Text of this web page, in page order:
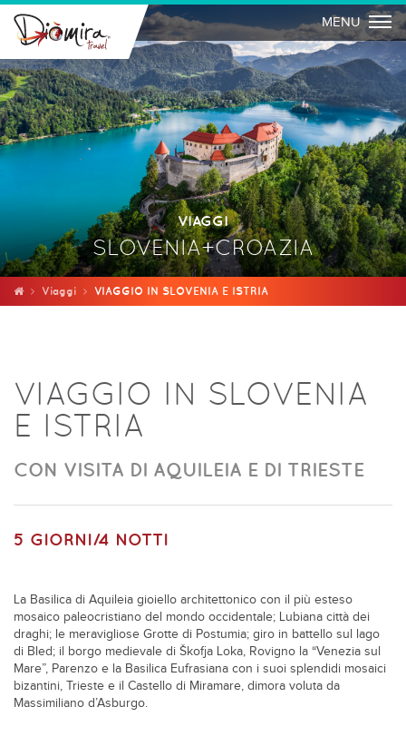
MENU
VIAGGI
SLOVENIA+CROAZIA
Viaggi VIAGGIO IN SLOVENIA E ISTRIA
VIAGGIO IN SLOVENIA
E ISTRIA
CON VISITA DI AQUILEIA E DI TRIESTE
5 GIORNI/4 NOTTI
La Basilica di Aquileia gioiello architettonico con il più esteso
mosaico paleocristiano del mondo occidentale; Lubiana città dei
draghi; le meravigliose Grotte di Postumia; giro in battello sul lago
di Bled; il borgo medievale di Škofja Loka, Rovigno la “Venezia sul
Mare”, Parenzo e la Basilica Eufrasiana con i suoi splendidi mosaici
bizantini, Trieste e il Castello di Miramare, dimora voluta da
Massimiliano d’Asburgo.